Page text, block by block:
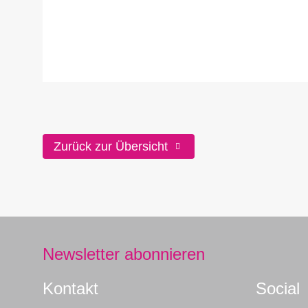
Zurück zur Übersicht
Newsletter abonnieren
Kontakt
Social